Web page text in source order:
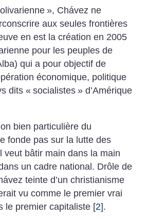
», Chávez ne
aux seules frontières
en est la création en 2005
pour les peuples de
qui a pour objectif de
économique, politique
dits « socialistes » d’Amérique
bien particulière du
fonde pas sur la lutte des
veut bâtir main dans la main
un cadre national. Drôle de
teinte d’un christianisme
vu comme le premier vrai
le premier capitaliste [2].